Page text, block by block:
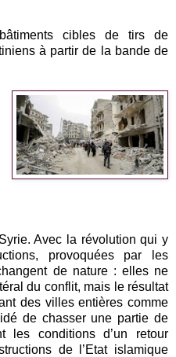
cibles de tirs de
à partir de la bande de
Avec la révolution qui y
provoquées par les
de nature : elles ne
du conflit, mais le résultat
des villes entières comme
de chasser une partie de
les conditions d’un retour
de l’Etat islamique